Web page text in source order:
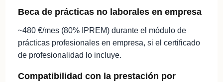
Beca de prácticas no laborales en empresa
~480 €/mes (80% IPREM) durante el módulo de
prácticas profesionales en empresa, si el certificado
de profesionalidad lo incluye.
Compatibilidad con la prestación por